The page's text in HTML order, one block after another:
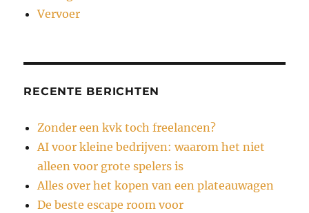
Vervoer
RECENTE BERICHTEN
Zonder een kvk toch freelancen?
AI voor kleine bedrijven: waarom het niet
alleen voor grote spelers is
Alles over het kopen van een plateauwagen
De beste escape room voor